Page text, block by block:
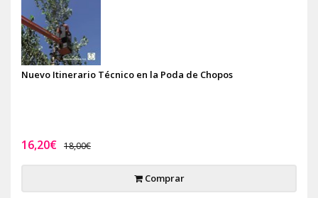
Nuevo Itinerario Técnico en la Poda de Chopos
16,20€ 18,00€
Comprar